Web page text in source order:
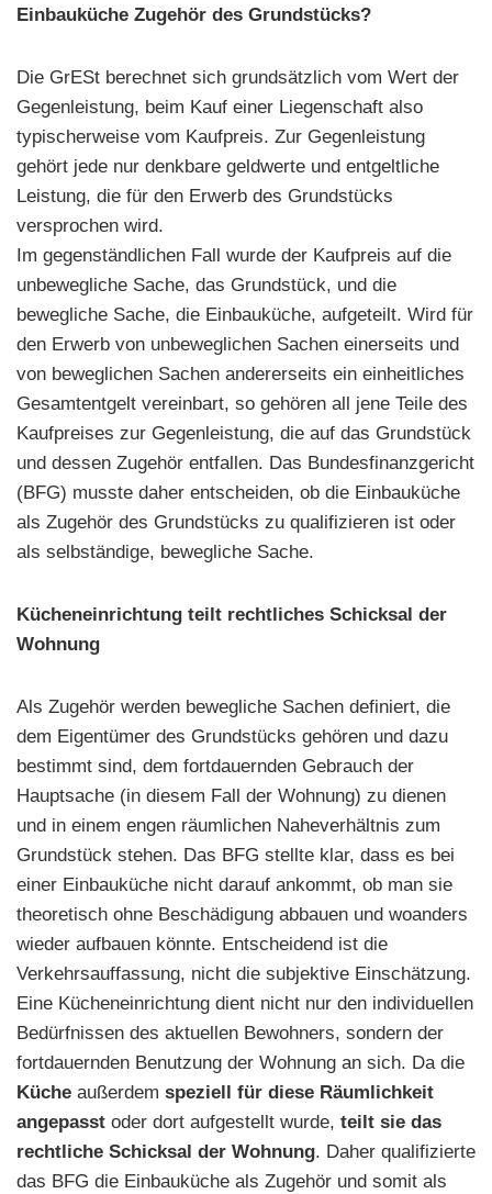
Einbauküche Zugehör des Grundstücks?
Die GrESt berechnet sich grundsätzlich vom Wert der
Gegenleistung, beim Kauf einer Liegenschaft also
typischerweise vom Kaufpreis. Zur Gegenleistung
gehört jede nur denkbare geldwerte und entgeltliche
Leistung, die für den Erwerb des Grundstücks
versprochen wird.
Im gegenständlichen Fall wurde der Kaufpreis auf die
unbewegliche Sache, das Grundstück, und die
bewegliche Sache, die Einbauküche, aufgeteilt. Wird für
den Erwerb von unbeweglichen Sachen einerseits und
von beweglichen Sachen andererseits ein einheitliches
Gesamtentgelt vereinbart, so gehören all jene Teile des
Kaufpreises zur Gegenleistung, die auf das Grundstück
und dessen Zugehör entfallen. Das Bundesfinanzgericht
(BFG) musste daher entscheiden, ob die Einbauküche
als Zugehör des Grundstücks zu qualifizieren ist oder
als selbständige, bewegliche Sache.
Kücheneinrichtung teilt rechtliches Schicksal der
Wohnung
Als Zugehör werden bewegliche Sachen definiert, die
dem Eigentümer des Grundstücks gehören und dazu
bestimmt sind, dem fortdauernden Gebrauch der
Hauptsache (in diesem Fall der Wohnung) zu dienen
und in einem engen räumlichen Naheverhältnis zum
Grundstück stehen. Das BFG stellte klar, dass es bei
einer Einbauküche nicht darauf ankommt, ob man sie
theoretisch ohne Beschädigung abbauen und woanders
wieder aufbauen könnte. Entscheidend ist die
Verkehrsauffassung, nicht die subjektive Einschätzung.
Eine Kücheneinrichtung dient nicht nur den individuellen
Bedürfnissen des aktuellen Bewohners, sondern der
fortdauernden Benutzung der Wohnung an sich. Da die
Küche außerdem speziell für diese Räumlichkeit
angepasst oder dort aufgestellt wurde, teilt sie das
rechtliche Schicksal der Wohnung. Daher qualifizierte
das BFG die Einbauküche als Zugehör und somit als